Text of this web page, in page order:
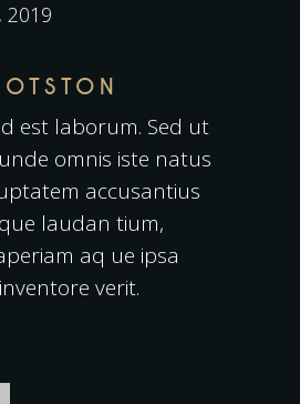
2019
est laborum. Sed ut
omnis iste natus
accusantius
laudan tium,
aq ue ipsa
verit.